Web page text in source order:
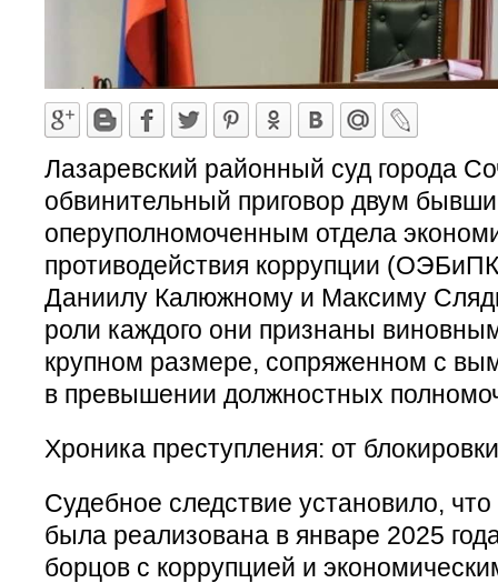
Лазаревский районный суд города
обвинительный приговор двум
оперуполномоченным отдела
противодействия коррупции
Даниилу Калюжному и Максиму
роли каждого они признаны
крупном размере, сопряженном с
в превышении должностных
Хроника преступления: от
Судебное следствие установило,
была реализована в январе 2025
борцов с коррупцией и